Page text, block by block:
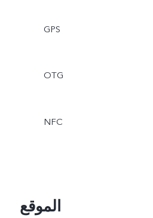
GPS
OTG
NFC
الموقع